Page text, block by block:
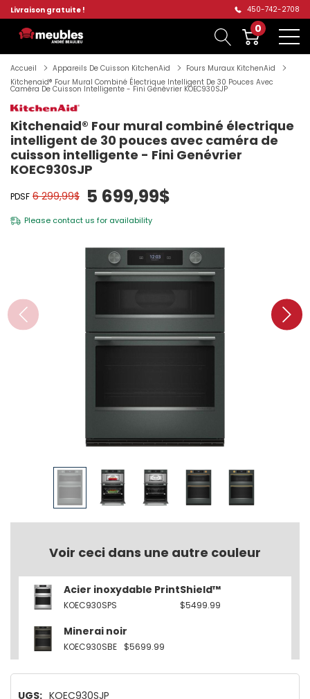
Livraison gratuite ! 450-742-2708
0
Accueil Appareils De Cuisson KitchenAid
Fours Muraux KitchenAid
Kitchenaid® Four Mural Combiné Électrique Intelligent De 30 Pouces Avec
Caméra De Cuisson Intelligente - Fini Genévrier KOEC930SJP
Kitchenaid® Four mural combiné électrique
intelligent de 30 pouces avec caméra de
cuisson intelligente - Fini Genévrier
KOEC930SJP
PDSF 6 299,99$ 5 699,99$
Please contact us for availability
Voir ceci dans une autre couleur
Acier inoxydable PrintShield™
KOEC930SPS $5499.99
Minerai noir
KOEC930SBE $5699.99
UGS: KOEC930SJP